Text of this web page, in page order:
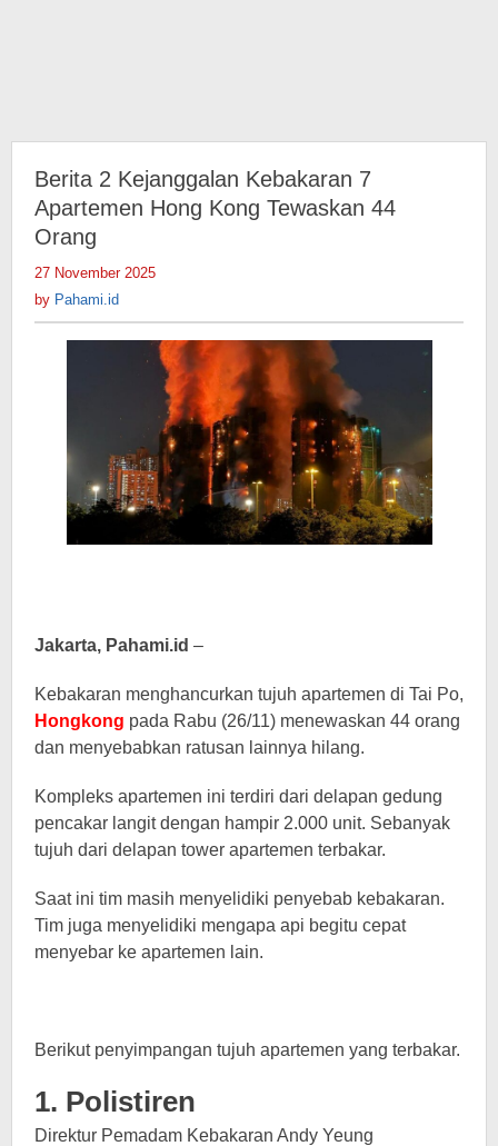
Berita 2 Kejanggalan Kebakaran 7
Apartemen Hong Kong Tewaskan 44
Orang
27 November 2025
by Pahami.id
Jakarta, Pahami.id –
Kebakaran menghancurkan tujuh apartemen di Tai Po,
Hongkong pada Rabu (26/11) menewaskan 44 orang
dan menyebabkan ratusan lainnya hilang.
Kompleks apartemen ini terdiri dari delapan gedung
pencakar langit dengan hampir 2.000 unit. Sebanyak
tujuh dari delapan tower apartemen terbakar.
Saat ini tim masih menyelidiki penyebab kebakaran.
Tim juga menyelidiki mengapa api begitu cepat
menyebar ke apartemen lain.
Berikut penyimpangan tujuh apartemen yang terbakar.
1. Polistiren
Direktur Pemadam Kebakaran Andy Yeung